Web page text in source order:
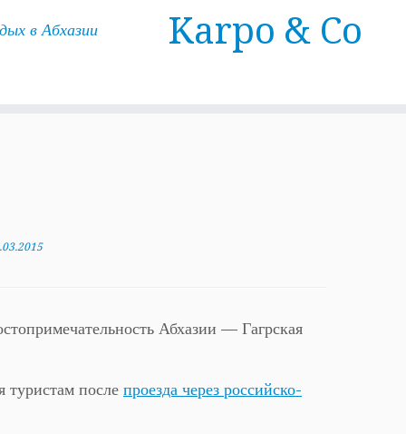
Karpo & Co
в Абхазии
Абхазии — Гагрская
туристам после проезда через российско-